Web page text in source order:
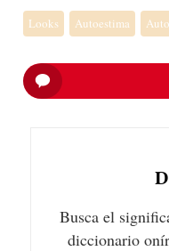
Looks Autoestima
Busca el
diccionario